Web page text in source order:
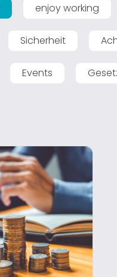
enjoy working
Sicherheit
Events